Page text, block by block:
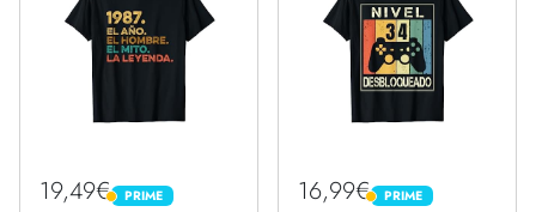
19,49€ PRIME
PRIME 16,99€ PRIME
PRIME